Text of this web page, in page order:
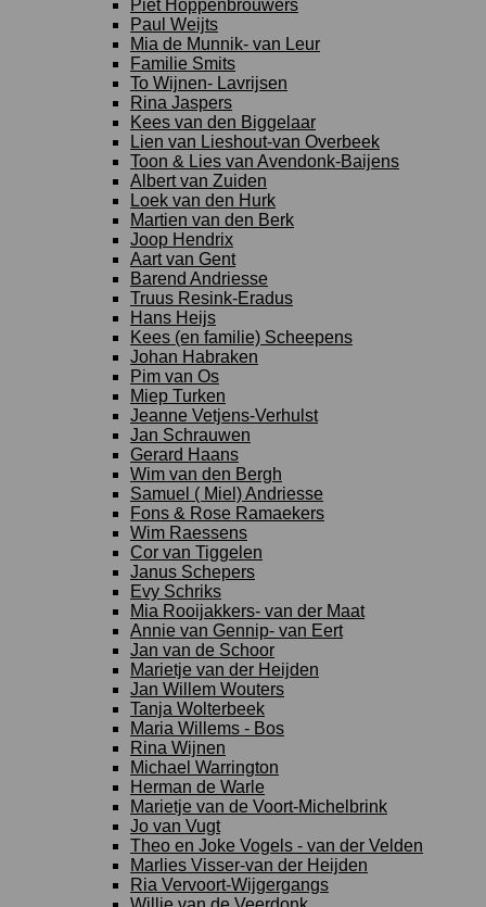
Piet Hoppenbrouwers
Paul Weijts
Mia de Munnik- van Leur
Familie Smits
To Wijnen- Lavrijsen
Rina Jaspers
Kees van den Biggelaar
Lien van Lieshout-van Overbeek
Toon & Lies van Avendonk-Baijens
Albert van Zuiden
Loek van den Hurk
Martien van den Berk
Joop Hendrix
Aart van Gent
Barend Andriesse
Truus Resink-Eradus
Hans Heijs
Kees (en familie) Scheepens
Johan Habraken
Pim van Os
Miep Turken
Jeanne Vetjens-Verhulst
Jan Schrauwen
Gerard Haans
Wim van den Bergh
Samuel ( Miel) Andriesse
Fons & Rose Ramaekers
Wim Raessens
Cor van Tiggelen
Janus Schepers
Evy Schriks
Mia Rooijakkers- van der Maat
Annie van Gennip- van Eert
Jan van de Schoor
Marietje van der Heijden
Jan Willem Wouters
Tanja Wolterbeek
Maria Willems - Bos
Rina Wijnen
Michael Warrington
Herman de Warle
Marietje van de Voort-Michelbrink
Jo van Vugt
Theo en Joke Vogels - van der Velden
Marlies Visser-van der Heijden
Ria Vervoort-Wijgergangs